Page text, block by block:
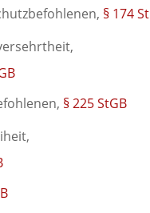
§ 174
§ 225 StGB